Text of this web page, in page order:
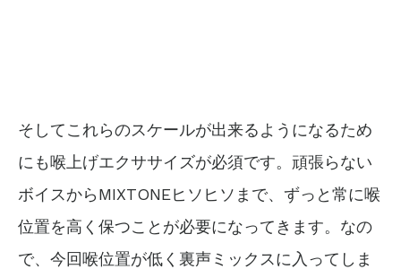
そしてこれらのスケールが出来るようになるため
にも喉上げエクササイズが必須です。頑張らない
ボイスからMIXTONEヒソヒソまで、ずっと常に喉
位置を高く保つことが必要になってきます。なの
で、今回喉位置が低く裏声ミックスに入ってしま